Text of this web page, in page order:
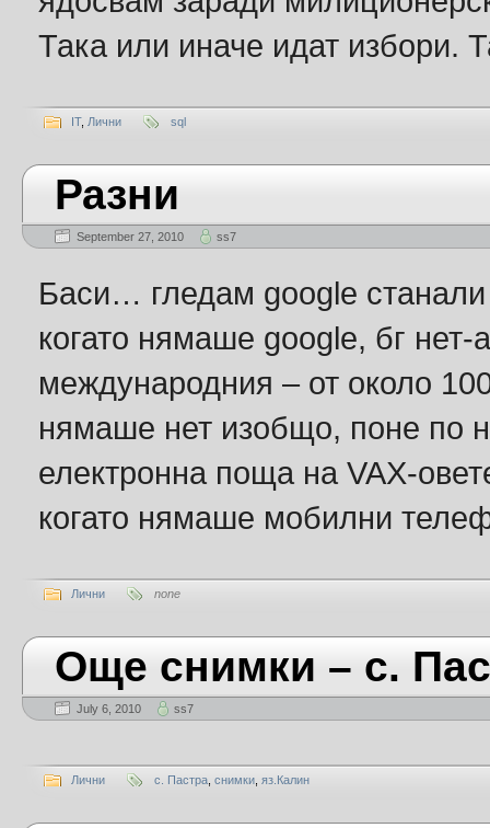
Така или иначе идат избори.
IT, Лични sql
Разни
September 27, 2010 ss7
Баси… гледам google
когато нямаше google, бг
международния – от около
нямаше нет изобщо, поне по
електронна поща на VAX-
когато нямаше мобилни
Лични none
Още снимки – с.
July 6, 2010 ss7
Лични с. Пастра снимки яз.Калин